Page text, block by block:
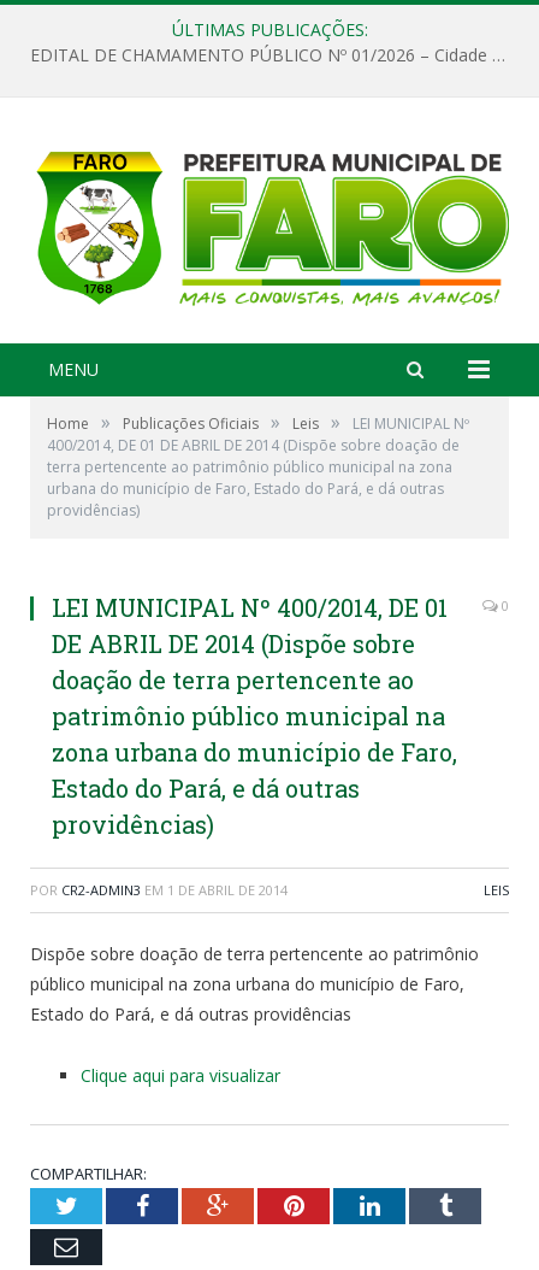
ÚLTIMAS PUBLICAÇÕES:
EDITAL DE CHAMAMENTO PÚBLICO Nº 01/2026 – Cidade de Faro
MENU
Home » Publicações Oficiais » Leis »
LEI MUNICIPAL Nº
400/2014, DE 01 DE ABRIL DE 2014 (Dispõe sobre doação de
terra pertencente ao patrimônio público municipal na zona
urbana do município de Faro, Estado do Pará, e dá outras
providências)
LEI MUNICIPAL Nº 400/2014, DE 01
DE ABRIL DE 2014 (Dispõe sobre
doação de terra pertencente ao
patrimônio público municipal na
zona urbana do município de Faro,
Estado do Pará, e dá outras
providências)
0
POR CR2-ADMIN3 EM 1 DE ABRIL DE 2014 LEIS
Dispõe sobre doação de terra pertencente ao patrimônio
público municipal na zona urbana do município de Faro,
Estado do Pará, e dá outras providências
Clique aqui para visualizar
COMPARTILHAR:
TwitterFacebookGoogle+PinterestLinkedInTumblr
Email